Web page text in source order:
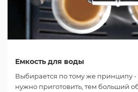
Емкость для воды
Выбирается по тому же принципу
нужно приготовить, тем больший